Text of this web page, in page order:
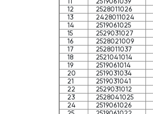
12
2528011026
13
2428011024
14
2519061025
15
2529031027
16
2528021009
17
2528011037
18
2521041014
19
2519061014
20
2519031034
21
2519031041
22
2529031012
23
2528041025
24
2519061026